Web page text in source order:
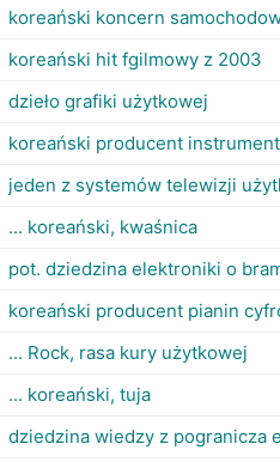
koreański koncern
koreański hit fgilmowy z 2003
dzieło grafiki użytkowej
koreański producent
jeden z systemów telewizji
... koreański, kwaśnica
pot. dziedzina elektroniki o
koreański producent pianin
... Rock, rasa kury użytkowej
... koreański, tuja
dziedzina wiedzy z pogranicza